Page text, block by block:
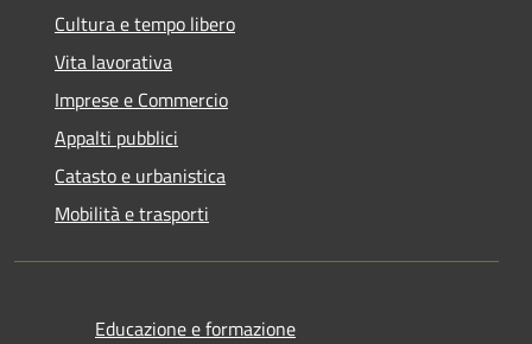
Cultura e tempo libero
Vita lavorativa
Imprese e Commercio
Appalti pubblici
Catasto e urbanistica
Mobilità e trasporti
Educazione e formazione